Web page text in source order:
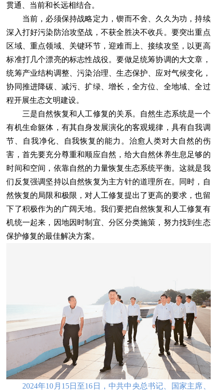
贯通、当前和长远相结合。
当前，必须保持战略定力，锲而不舍、久久为功，持续
深入打好污染防治攻坚战，不获全胜决不收兵。要突出重点
区域、重点领域、关键环节，迎难而上、接续攻坚，以更高
标准打几个漂亮的标志性战役。要做足统筹协调的大文章，
统筹产业结构调整、污染治理、生态保护、应对气候变化，
协同推进降碳、减污、扩绿、增长，全方位、全地域、全过
程开展生态文明建设。
三是自然恢复和人工修复的关系。自然生态系统是一个
有机生命躯体，有其自身发展演化的客观规律，具有自我调
节、自我净化、自我恢复的能力。治愈人类对大自然的伤
害，首先要充分尊重和顺应自然，给大自然休养生息足够的
时间和空间，依靠自然的力量恢复生态系统平衡。这就是我
们反复强调坚持以自然恢复为主方针的道理所在。同时，自
然恢复的局限和极限，对人工修复提出了更高的要求，也留
下了积极作为的广阔天地。我们要把自然恢复和人工修复有
机统一起来，因地因时制宜、分区分类施策，努力找到生态
保护修复的最佳解决方案。
2024年10月15日至16日，中共中央总书记、国家主席、